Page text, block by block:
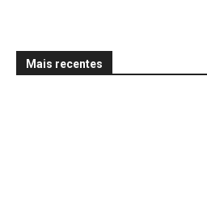
Mais recentes